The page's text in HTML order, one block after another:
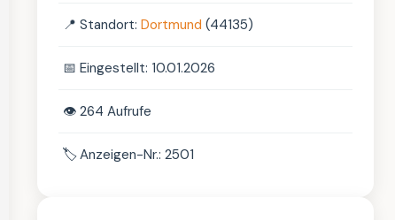
📍 Standort: Dortmund (44135)
📅 Eingestellt: 10.01.2026
👁️ 264 Aufrufe
🏷️Anzeigen-Nr.: 2501